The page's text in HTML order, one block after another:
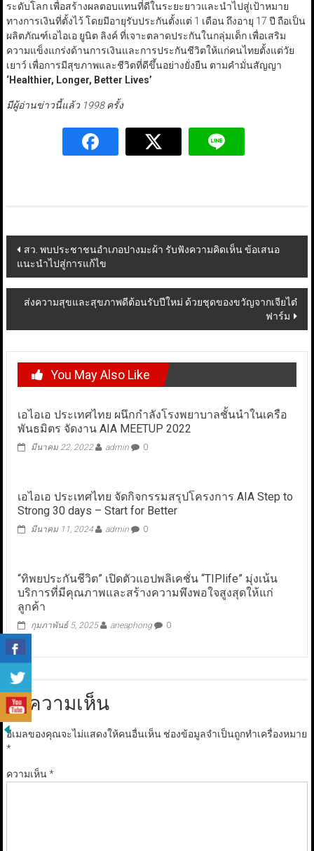
ระดับโลก เพื่อสร้างผลตอบแทนที่ดีในระยะยาวและนำไปสู่เป้าหมาย
ทางการเงินที่ตั้งไว้ โดยมีอายุรับประกันตั้งแต่ 1 เดือน ถึงอายุ 17 ปี ถือเป็น
ผลิตภัณฑ์เอไอเอ ยูนิต ลิงค์ ที่เจาะตลาดประกันในกลุ่มเด็ก เพื่อเสริม
ความแข็งแกร่งด้านการเงินและการประกันชีวิตให้แก่คนไทยตั้งแต่วัย
เยาว์ เพื่อการมีสุขภาพและชีวิตที่ดีขึ้นอย่างยั่งยืน ตามคำมั่นสัญญา
‘Healthier, Longer, Better Lives’
มีผู้อ่านข่าวนี้แล้ว 1998 ครั้ง
Post
navigation
สว. พบประชาชนอำเภอปางมะผ้า รับฟังความคิดเห็น ข้อเสนอ
แนะนำไปสู่การแก้ไข
ส่งความสุขและสุขภาพดีต้อนรับปีใหม่ ด้วยชุดของขวัญจากเจียไต๋
ฟาร์ม
You May Also Like
เอไอเอ ประเทศไทย ผนึกกำลังโรงพยาบาลชั้นนำในเครือ
พันธมิตร จัดงาน AIA MEETUP 2022
มีนาคม 22, 2022 admin 0
เอไอเอ ประเทศไทย จัดกิจกรรมสรุปโครงการ AIA Step to
Strong 30 days – Start for Better
มีนาคม 11, 2024 admin 0
“ทิพยประกันชีวิต” เปิดตัวแอปพลิเคชั่น “TIPlife” มุ่งเน้น
บริการที่มีคุณภาพและสร้างความพึงพอใจสูงสุดให้แก่
ลูกค้า
กุมภาพันธ์ 5, 2025 aneaphong 0
ใส่ความเห็น
อีเมลของคุณจะไม่แสดงให้คนอื่นเห็น ช่องข้อมูลจำเป็นถูกทำเครื่องหมาย
*
ความเห็น*